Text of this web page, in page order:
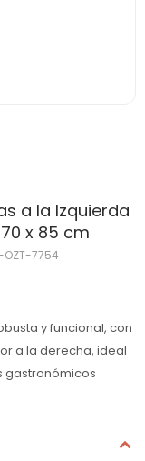
a la Izquierda
x 85 cm
7754
y funcional, con
a la derecha, ideal
gastronómicos